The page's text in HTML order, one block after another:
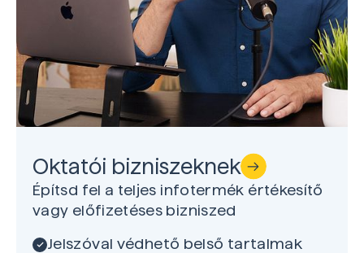
Oktatói bizniszeknek
Építsd fel a teljes infotermék értékesítő
vagy előfizetéses bizniszed
Jelszóval védhető belső tartalmak